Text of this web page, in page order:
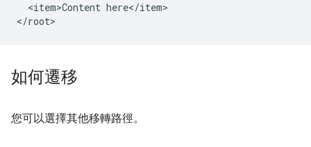
<item>Content here</item>
如何遷移
您可以選擇其他移轉路徑。